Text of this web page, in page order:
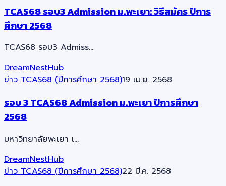
TCAS68 รอบ3 Admission ม.พะเยา: วิธีสมัคร ปีการ
ศึกษา 2568
TCAS68 รอบ3 Admiss…
DreamNestHub
ข่าว TCAS68 (ปีการศึกษา 2568)19 เม.ย. 2568
รอบ 3 TCAS68 Admission ม.พะเยา ปีการศึกษา
2568
มหาวิทยาลัยพะเยา เ…
DreamNestHub
ข่าว TCAS68 (ปีการศึกษา 2568)22 มี.ค. 2568